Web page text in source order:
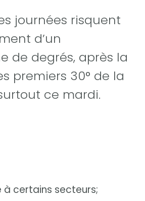
journées risquent
d’un
de degrés, après la
premiers 30° de la
ce mardi.
à certains secteurs;